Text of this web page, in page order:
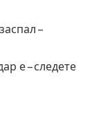
–
е – следете